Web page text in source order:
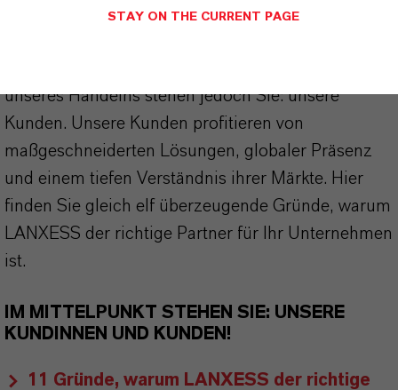
wir weit mehr als nur hochwertige Produkte: Wir
unseres Handelns stehen jedoch Sie: unsere
Kunden. Unsere Kunden profitieren von
maßgeschneiderten Lösungen, globaler Präsenz
und einem tiefen Verständnis ihrer Märkte. Hier
finden Sie gleich elf überzeugende Gründe, warum
LANXESS der richtige Partner für Ihr Unternehmen
ist.
IM MITTELPUNKT STEHEN SIE: UNSERE
KUNDINNEN UND KUNDEN!
11 Gründe, warum LANXESS der richtige
STAY ON THE CURRENT PAGE